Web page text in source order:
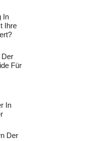
In
Ihre
Der
Für
In
Der